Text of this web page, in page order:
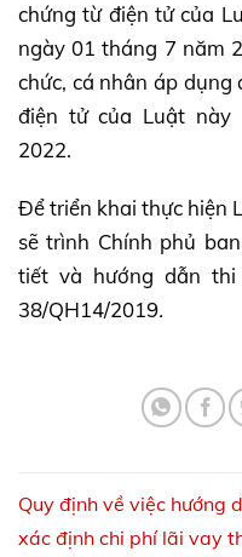
chứng từ điện tử của
ngày 01 tháng 7 năm
chức, cá nhân áp
điện tử của Luật này
2022.
Để triển khai thực hiện
sẽ trình Chính phủ
tiết và hướng dẫn
38/QH14/2019.
Quy định về việc hướng
xác định chi phí lãi vay